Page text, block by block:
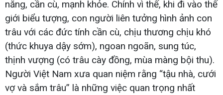
năng, cần cù, mạnh khỏe. Chính vì thế, khi đi vào thế
giới biểu tượng, con người liên tưởng hình ảnh con
trâu với các đức tính cần cù, chịu thương chịu khó
(thức khuya dậy sớm), ngoan ngoãn, sung túc,
thịnh vượng (có trâu cày đồng, mùa màng bội thu).
Người Việt Nam xưa quan niệm rằng “tậu nhà, cưới
vợ và sắm trâu” là những việc quan trọng nhất